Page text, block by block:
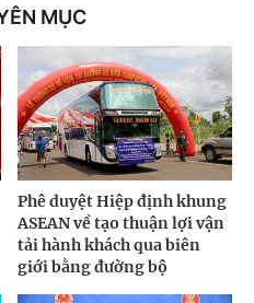
MỤC
Phê duyệt Hiệp định khung
ASEAN về tạo thuận lợi vận
tải hành khách qua biên
giới bằng đường bộ